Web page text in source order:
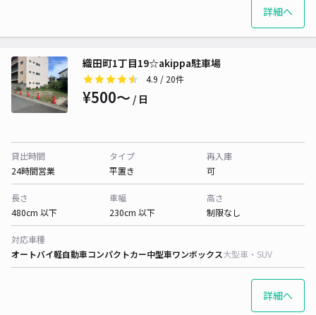
詳細へ
織田町1丁目19☆akippa駐車場
4.9 / 20件
¥500〜 / 日
貸出時間
24時間営業
タイプ
平置き
再入庫
可
長さ
480cm 以下
車幅
230cm 以下
高さ
制限なし
対応車種
オートバイ軽自動車コンパクトカー中型車ワンボックス大型車・SUV
詳細へ